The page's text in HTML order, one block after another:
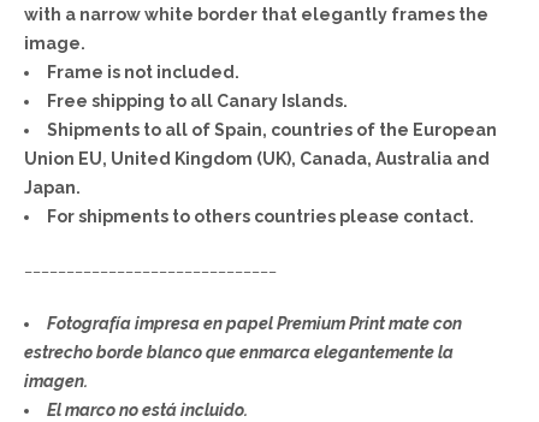
with a narrow white border that elegantly frames the
image.
Frame is not included.
Free shipping to all Canary Islands.
Shipments to all of Spain, countries of the European
Union EU, United Kingdom (UK), Canada, Australia and
Japan.
For shipments to others countries please contact.
Fotografía impresa en papel Premium Print mate con
estrecho borde blanco que enmarca elegantemente la
imagen.
El marco no está incluido.